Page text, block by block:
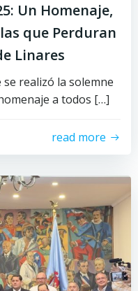
Un Homenaje,
que Perduran
Linares
realizó la solemne
a todos […]
read more